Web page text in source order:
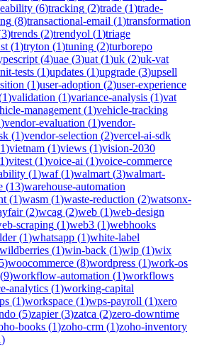
(6)tracking (2)trade (1)trade-
(8)transactional-email (1)transformation
3)trends (2)trendyol (1)triage
(1)tryton (1)tuning (2)turborepo
(4)uae (3)uat (1)uk (2)uk-vat
tests (1)updates (1)upgrade (3)upsell
(1)user-adoption (2)user-experience
1)validation (1)variance-analysis (1)vat
management (1)vehicle-tracking
)vendor-evaluation (1)vendor-
(1)vendor-selection (2)vercel-ai-sdk
1)vietnam (1)views (1)vision-2030
1)vitest (1)voice-ai (1)voice-commerce
(1)waf(1)walmart (3)walmart-
(13)warehouse-automation
(1)wasm (1)waste-reduction (2)watsonx-
(2)wcag (2)web (1)web-design
scraping (1)web3 (1)webhooks
(1)whatsapp (1)white-label
wildberries (1)win-back (1)wip (1)wix
5)woocommerce (8)wordpress (1)work-os
(9)workflow-automation (1)workflows
analytics (1)working-capital
(1)workspace (1)wps-payroll (1)xero
(5)zapier(3)zatca (2)zero-downtime
books (1)zoho-crm (1)zoho-inventory
)